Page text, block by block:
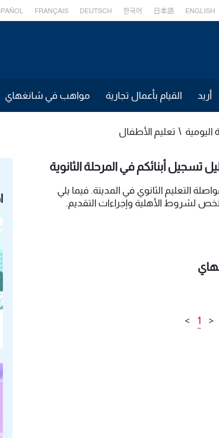
ENGLISH
日本語
한국어
DEUTSCH
FRANÇAIS
أريد القيام بأعمال تجارية مواهب في شانغهاي
اليومية تعليم الأطفال
تسجيل أبنائكم في المرحلة الثانوية
التعليم الثانوي في المدينة. فيما يلي
لشروط الأهلية وإجراءات التقديم.
<
1
>